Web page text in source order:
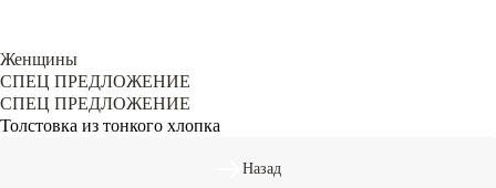
Женщины
СПЕЦ ПРЕДЛОЖЕНИЕ
СПЕЦ ПРЕДЛОЖЕНИЕ
Толстовка из тонкого хлопка
Назад